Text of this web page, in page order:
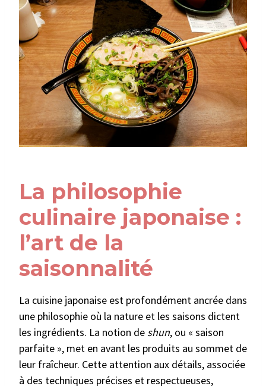
La philosophie
culinaire japonaise :
l’art de la
saisonnalité
La cuisine japonaise est profondément ancrée dans
une philosophie où la nature et les saisons dictent
les ingrédients. La notion de shun, ou « saison
parfaite », met en avant les produits au sommet de
leur fraîcheur. Cette attention aux détails, associée
à des techniques précises et respectueuses,